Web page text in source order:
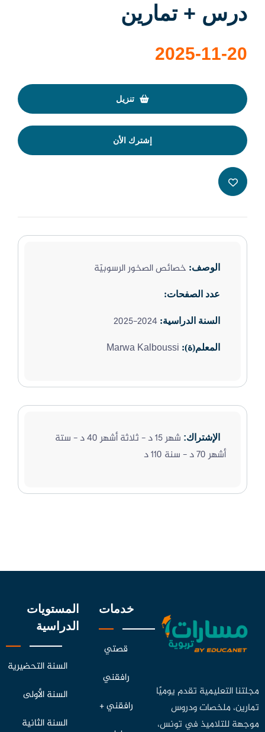
درس + تمارين
2025-11-20
تنزيل
إشترك الأن
الوصف: خصائص الصخور الرسوبيّة
عدد الصفحات:
السنة الدراسية: 2024-2025
المعلم(ة): Marwa Kalboussi
الإشتراك:
شهر 15 د - ثلاثة أشهر 40 د - ستة
أشهر 70 د - سنة 110 د
مجلتنا التعليمية تقدم يوميًا
تمارين، ملخصات ودروس
موجهة للتلاميذ في تونس،
خدمات
قصتي
رافقني
رافقني +
المستويات
الدراسية
السنة التحضيرية
السنة الأولى
السنة الثانية